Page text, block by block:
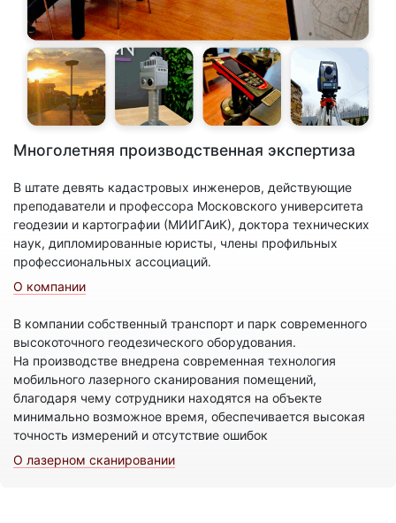
Многолетняя производственная экспертиза
В штате девять кадастровых инженеров, действующие
преподаватели и профессора Московского университета
геодезии и картографии (МИИГАиК), доктора технических
наук, дипломированные юристы, члены профильных
профессиональных ассоциаций.
О компании
В компании собственный транспорт и парк современного
высокоточного геодезического оборудования.
На производстве внедрена современная технология
мобильного лазерного сканирования помещений,
благодаря чему сотрудники находятся на объекте
минимально возможное время, обеспечивается высокая
точность измерений и отсутствие ошибок
О лазерном сканировании